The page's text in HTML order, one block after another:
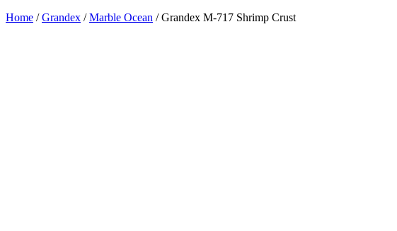
Home /Grandex /Marble Ocean / Grandex M-717 Shrimp Crust